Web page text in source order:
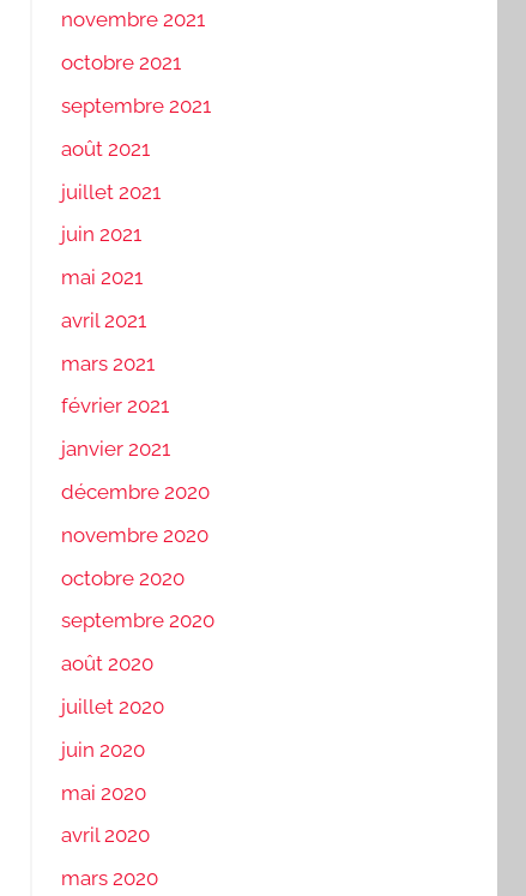
novembre 2021
octobre 2021
septembre 2021
août 2021
juillet 2021
juin 2021
mai 2021
avril 2021
mars 2021
février 2021
janvier 2021
décembre 2020
novembre 2020
octobre 2020
septembre 2020
août 2020
juillet 2020
juin 2020
mai 2020
avril 2020
mars 2020